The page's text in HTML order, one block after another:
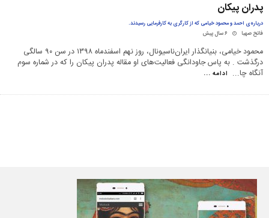
پدران پیکان
درباره‌ی احمد و محمود خیامی که از کارگری به کارفرمایی رسیدند.
فاتح صهبا
۶ سال پیش
محمود خیامی، بنیانگذار ایران‌ناسیونال، روز نهم اسفندماه ۱۳۹۸ در سن ۹۰ سالگی
درگذشت . به پاس جاودانگی فعالیت‌های او مقاله پدران پیکان را که در شماره سوم
آنگاه چا... ادامه ...